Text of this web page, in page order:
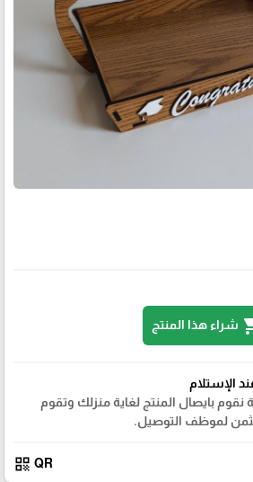
شراء هذا المنتج
الإستلام
بايصال المنتج لغاية منزلك وتقوم
لموظف التوصيل.
QR
qr_code